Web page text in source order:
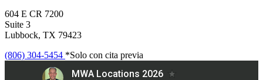
604 E CR 7200
Suite 3
Lubbock, TX 79423
(806) 304-5454 *Solo con cita previa